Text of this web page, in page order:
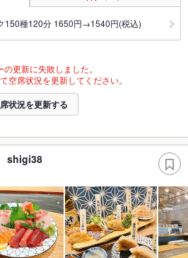
150種120分 1650円→1540円(税込)
の更新に失敗しました。
空席状況を更新してください。
状況を更新する
shigi38